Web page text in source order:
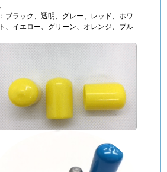
ブラック、透明、グレー、レッド、ホワ
、イエロー、グリーン、オレンジ、ブル